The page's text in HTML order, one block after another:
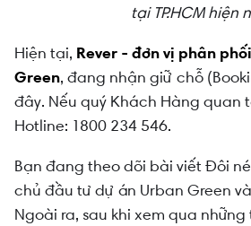
tại TP.HCM hiện
Hiện tại, Rever - đơn vị phân
Green, đang nhận giữ chỗ
đây. Nếu quý Khách Hàng quan
Hotline: 1800 234 546.
Bạn đang theo dõi bài viếtĐôi
chủ đầu tư dự án Urban Green
Ngoài ra, sau khi xem qua